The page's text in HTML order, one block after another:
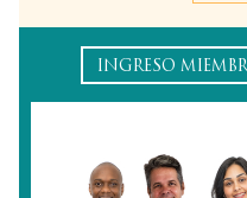
INGRESO